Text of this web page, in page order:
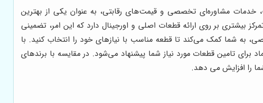
خدمات مشاوره‌ای تخصصی و قیمت‌های رقابتی، به عنوان یکی از بهترین
بیشتری بر روی ارائه قطعات اصلی و اورجینال دارد که این امر، تضمینی
به شما کمک می‌کند تا قطعه مناسب با نیازهای خود را انتخاب کنید. با
برای تامین قطعات مورد نیاز شما پیشنهاد می‌شود. در مقایسه با برندهای
را افزایش می دهد.